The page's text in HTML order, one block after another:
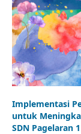
Implementasi
untuk
SDN Pagelaran